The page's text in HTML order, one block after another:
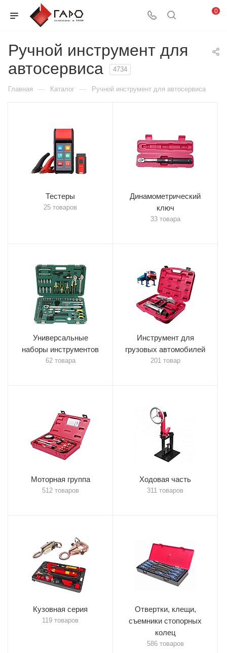
0
Ручной инструмент для
автосервиса
4734
Главная — Каталог — Ручной инструмент для автосервиса
Тестеры
25 товаров
Динамометрический
ключ
33 товара
Универсальные
наборы инструментов
62 товара
Инструмент для
грузовых автомобилей
201 товар
Моторная группа
512 товаров
Ходовая часть
311 товаров
Кузовная серия
119 товаров
Отвертки, клещи,
съемники стопорных
колец
586 товаров